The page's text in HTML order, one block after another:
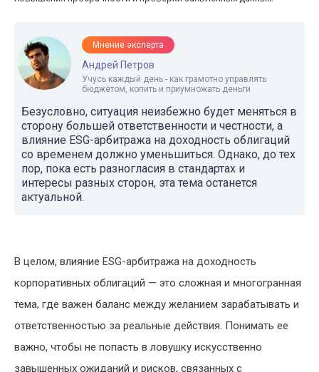
Мнение эксперта
Андрей Петров
Учусь каждый день - как грамотно управлять
бюджетом, копить и приумножать деньги
Безусловно, ситуация неизбежно будет меняться в
сторону большей ответственности и честности, а
влияние ESG-арбитража на доходность облигаций
со временем должно уменьшиться. Однако, до тех
пор, пока есть разногласия в стандартах и
интересы разных сторон, эта тема останется
актуальной.
В целом, влияние ESG-арбитража на доходность
корпоративных облигаций — это сложная и многогранная
тема, где важен баланс между желанием зарабатывать и
ответственностью за реальные действия. Понимать ее
важно, чтобы не попасть в ловушку искусственно
завышенных ожиданий и рисков, связанных с